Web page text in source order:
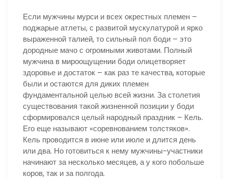
Если мужчины мурси и всех окрестных племен –
поджарые атлеты, с развитой мускулатурой и ярко
выраженной талией, то сильный пол боди – это
дородные мачо с огромными животами. Полный
мужчина в мироощущении боди олицетворяет
здоровье и достаток – как раз те качества, которые
были и остаются для диких племен
фундаментальной целью всей жизни. За столетия
существования такой жизненной позиции у боди
сформировался целый народный праздник – Кель.
Его еще называют «соревнованием толстяков».
Кель проводится в июне или июле и длится день
или два. Но готовиться к нему мужчины-участники
начинают за несколько месяцев, а у кого побольше
коров, так и за полгода.